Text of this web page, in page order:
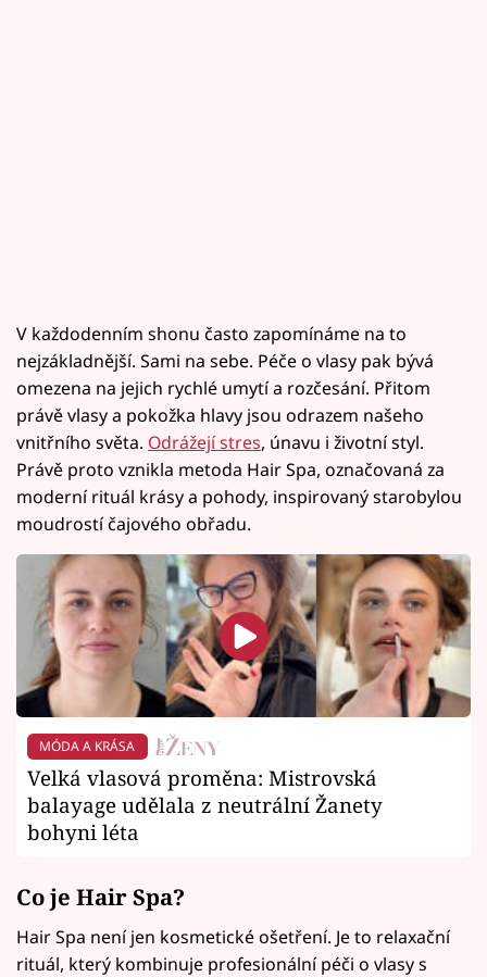
V každodenním shonu často zapomínáme na to
nejzákladnější. Sami na sebe. Péče o vlasy pak bývá
omezena na jejich rychlé umytí a rozčesání. Přitom
právě vlasy a pokožka hlavy jsou odrazem našeho
vnitřního světa. Odrážejí stres, únavu i životní styl.
Právě proto vznikla metoda Hair Spa, označovaná za
moderní rituál krásy a pohody, inspirovaný starobylou
moudrostí čajového obřadu.
MÓDA A KRÁSA
Velká vlasová proměna: Mistrovská
balayage udělala z neutrální Žanety
bohyni léta
Co je Hair Spa?
Hair Spa není jen kosmetické ošetření. Je to relaxační
rituál, který kombinuje profesionální péči o vlasy s